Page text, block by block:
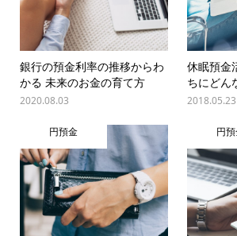
銀行の預金利率の推移からわ
かる 未来のお金の育て方
2020.08.03
休眠預金
ちにどん
2018.05.23
円預金 円